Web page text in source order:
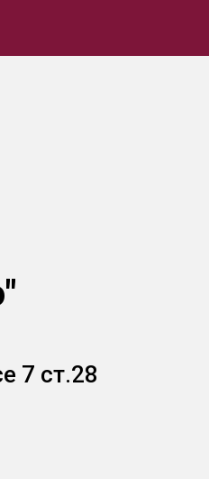
7 ст.28